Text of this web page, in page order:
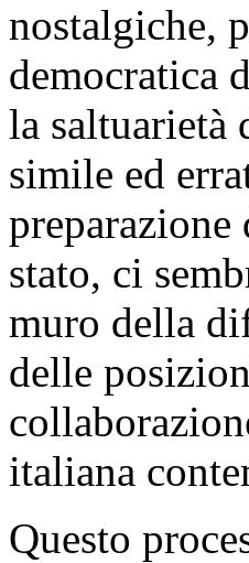
nostalgiche,
democratica
la saltuarietà
simile ed
stato, ci
muro della
delle
italiana
Questo